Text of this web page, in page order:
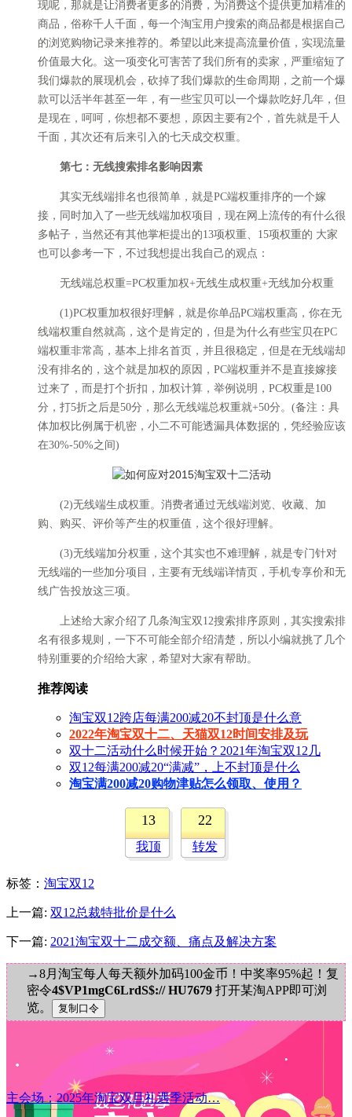
现呢，那就是让消费者更多的消费，为消费这个提供更加精准的
商品，俗称千人千面，每一个淘宝用户搜索的商品都是根据自己
的浏览购物记录来推荐的。希望以此来提高流量价值，实现流量
价值最大化。这一项变化可害苦了我们所有的卖家，严重缩短了
我们爆款的展现机会，砍掉了我们爆款的生命周期，之前一个爆
款可以活半年甚至一年，有一些宝贝可以一个爆款吃好几年，但
是现在，呵呵，你想都不要想，原因主要有2个，首先就是千人
千面，其次还有后来引入的七天成交权重。
第七：无线搜索排名影响因素
其实无线端排名也很简单，就是PC端权重排序的一个嫁
接，同时加入了一些无线端加权项目，现在网上流传的有什么很
多帖子，当然还有其他掌柜提出的13项权重、15项权重的 大家
也可以参考一下，不过我想提出我自己的观点：
无线端总权重=PC权重加权+无线生成权重+无线加分权重
(1)PC权重加权很好理解，就是你单品PC端权重高，你在无
线端权重自然就高，这个是肯定的，但是为什么有些宝贝在PC
端权重非常高，基本上排名首页，并且很稳定，但是在无线端却
没有排名的，这个就是加权的原因，PC端权重并不是直接嫁接
过来了，而是打个折扣，加权计算，举例说明，PC权重是100
分，打5折之后是50分，那么无线端总权重就+50分。(备注：具
体加权比例属于机密，小二不可能透漏具体数据的，凭经验应该
在30%-50%之间)
(2)无线端生成权重。消费者通过无线端浏览、收藏、加
购、购买、评价等产生的权重值，这个很好理解。
(3)无线端加分权重，这个其实也不难理解，就是专门针对
无线端的一些加分项目，主要有无线端详情页，手机专享价和无
线广告投放这三项。
上述给大家介绍了几条淘宝双12搜索排序原则，其实搜索排
名有很多规则，一下不可能全部介绍清楚，所以小编就挑了几个
特别重要的介绍给大家，希望对大家有帮助。
推荐阅读
淘宝双12跨店每满200减20不封顶是什么意
2022年淘宝双十二、天猫双12时间安排及玩
双十二活动什么时候开始？2021年淘宝双12几
双12每满200减20“满减”，上不封顶是什么
淘宝满200减20购物津贴怎么领取、使用？
13
我顶
22
转发
标签 ： 淘宝双12
上一篇: 双12总裁特批价是什么
下一篇: 2021淘宝双十二成交额、痛点及解决方案
→8月淘宝每人每天额外加码100金币！中奖率95%起！复
密令4$VP1mgC6LrdS$:// HU7679 打开某淘APP即可浏
览。
主会场：2025年淘宝双旦礼遇季活动…